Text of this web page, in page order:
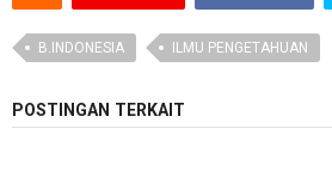
B.INDONESIA ILMU PENGETAHUAN
POSTINGAN TERKAIT